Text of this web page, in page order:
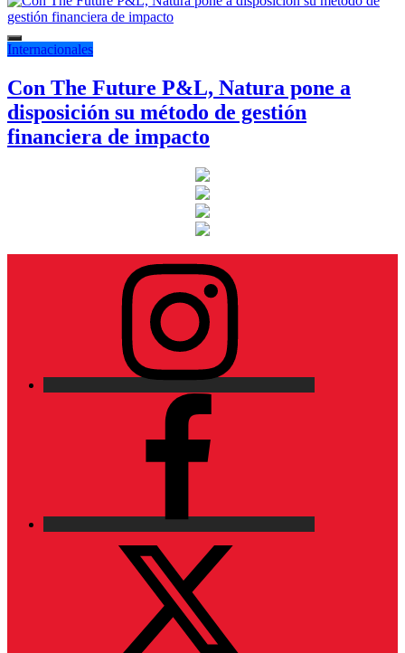
Internacionales
Con The Future P&L, Natura pone a
disposición su método de gestión
financiera de impacto